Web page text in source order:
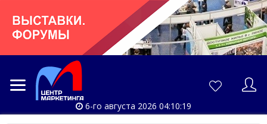
6-го августа 2026 04:10:19